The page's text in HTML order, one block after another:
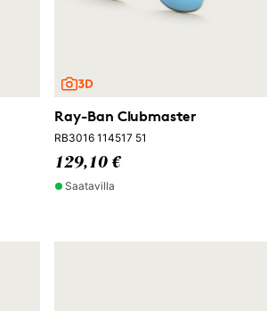
Ray-Ban Clubmaster
RB3016 114517 51
129,10 €
Saatavilla